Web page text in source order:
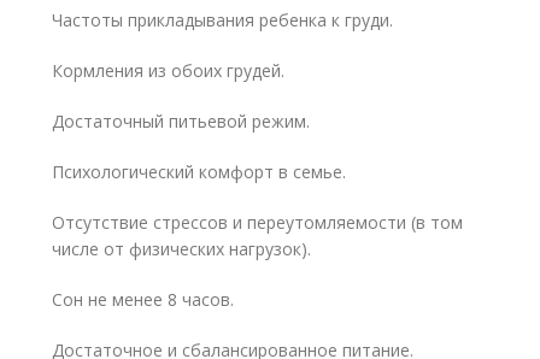
Частоты прикладывания ребенка к груди.
Кормления из обоих грудей.
Достаточный питьевой режим.
Психологический комфорт в семье.
Отсутствие стрессов и переутомляемости (в том
числе от физических нагрузок).
Сон не менее 8 часов.
Достаточное и сбалансированное питание.